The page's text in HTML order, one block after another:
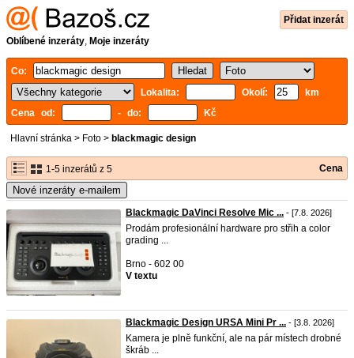
Přidat inzerát
Oblíbené inzeráty, Moje inzeráty
Co:
Lokalita:
Okolí:
km
Cena od:
- do: Kč
Hlavní stránka > Foto > blackmagic design
1-5 inzerátů z 5 Cena
Nové inzeráty e-mailem
Blackmagic DaVinci Resolve Mic ... - [7.8. 2026]
Prodám profesionální hardware pro střih a color
grading ...
Brno - 602 00
V textu
Blackmagic Design URSA Mini Pr ... - [3.8. 2026]
Kamera je plně funkční, ale na pár místech drobné
škráb ...